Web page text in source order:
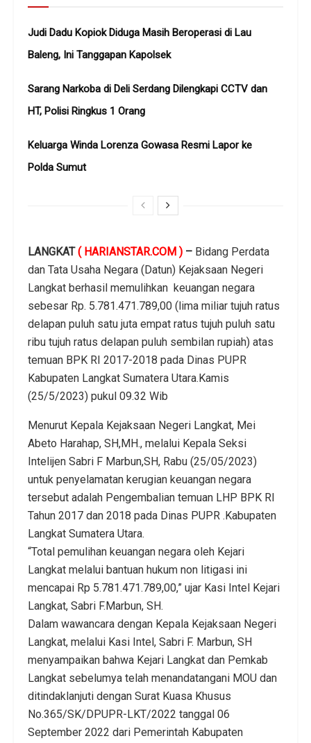
Judi Dadu Kopiok Diduga Masih Beroperasi di Lau
Baleng, Ini Tanggapan Kapolsek
Sarang Narkoba di Deli Serdang Dilengkapi CCTV dan
HT, Polisi Ringkus 1 Orang
Keluarga Winda Lorenza Gowasa Resmi Lapor ke
Polda Sumut
LANGKAT( HARIANSTAR.COM ) – Bidang Perdata
dan Tata Usaha Negara (Datun) Kejaksaan Negeri
Langkat berhasil memulihkan keuangan negara
sebesar Rp. 5.781.471.789,00 (lima miliar tujuh ratus
delapan puluh satu juta empat ratus tujuh puluh satu
ribu tujuh ratus delapan puluh sembilan rupiah) atas
temuan BPK RI 2017-2018 pada Dinas PUPR
Kabupaten Langkat Sumatera Utara.Kamis
(25/5/2023) pukul 09.32 Wib
Menurut Kepala Kejaksaan Negeri Langkat, Mei
Abeto Harahap, SH,MH., melalui Kepala Seksi
Intelijen Sabri F Marbun,SH, Rabu (25/05/2023)
untuk penyelamatan kerugian keuangan negara
tersebut adalah Pengembalian temuan LHP BPK RI
Tahun 2017 dan 2018 pada Dinas PUPR .Kabupaten
Langkat Sumatera Utara.
“Total pemulihan keuangan negara oleh Kejari
Langkat melalui bantuan hukum non litigasi ini
mencapai Rp 5.781.471.789,00,” ujar Kasi Intel Kejari
Langkat, Sabri F.Marbun, SH.
Dalam wawancara dengan Kepala Kejaksaan Negeri
Langkat, melalui Kasi Intel, Sabri F. Marbun, SH
menyampaikan bahwa Kejari Langkat dan Pemkab
Langkat sebelumya telah menandatangani MOU dan
ditindaklanjuti dengan Surat Kuasa Khusus
No.365/SK/DPUPR-LKT/2022 tanggal 06
September 2022 dari Pemerintah Kabupaten